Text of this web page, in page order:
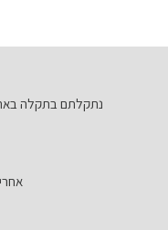
נתקלתם בתקלה באתר?